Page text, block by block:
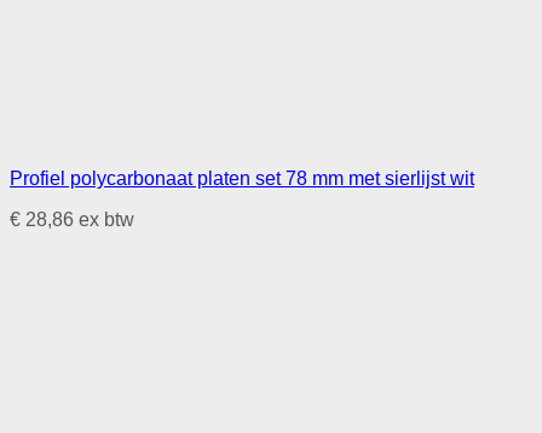
Profiel polycarbonaat platen set 78 mm met sierlijst wit
€ 28,86 ex btw